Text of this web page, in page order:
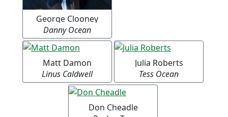
George Clooney
Danny Ocean
Matt Damon
Linus Caldwell
Julia Roberts
Tess Ocean
Don Cheadle